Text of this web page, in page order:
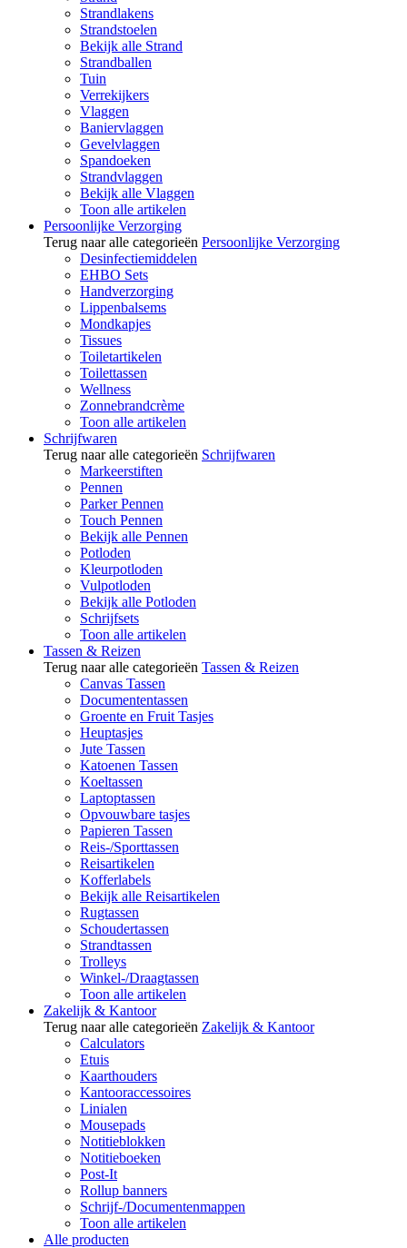
Strandlakens
Strandstoelen
Bekijk alle Strand
Strandballen
Tuin
Verrekijkers
Vlaggen
Baniervlaggen
Gevelvlaggen
Spandoeken
Strandvlaggen
Bekijk alle Vlaggen
Toon alle artikelen
Persoonlijke Verzorging
Terug naar alle categorieën Persoonlijke Verzorging
Desinfectiemiddelen
EHBO Sets
Handverzorging
Lippenbalsems
Mondkapjes
Tissues
Toiletartikelen
Toilettassen
Wellness
Zonnebrandcrème
Toon alle artikelen
Schrijfwaren
Terug naar alle categorieën Schrijfwaren
Markeerstiften
Pennen
Parker Pennen
Touch Pennen
Bekijk alle Pennen
Potloden
Kleurpotloden
Vulpotloden
Bekijk alle Potloden
Schrijfsets
Toon alle artikelen
Tassen & Reizen
Terug naar alle categorieën Tassen & Reizen
Canvas Tassen
Documententassen
Groente en Fruit Tasjes
Heuptasjes
Jute Tassen
Katoenen Tassen
Koeltassen
Laptoptassen
Opvouwbare tasjes
Papieren Tassen
Reis-/Sporttassen
Reisartikelen
Kofferlabels
Bekijk alle Reisartikelen
Rugtassen
Schoudertassen
Strandtassen
Trolleys
Winkel-/Draagtassen
Toon alle artikelen
Zakelijk & Kantoor
Terug naar alle categorieën Zakelijk & Kantoor
Calculators
Etuis
Kaarthouders
Kantooraccessoires
Linialen
Mousepads
Notitieblokken
Notitieboeken
Post-It
Rollup banners
Schrijf-/Documentenmappen
Toon alle artikelen
Alle producten